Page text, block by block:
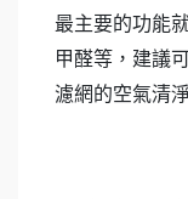
最主要的功能
甲醛等，建議
濾網的空氣清